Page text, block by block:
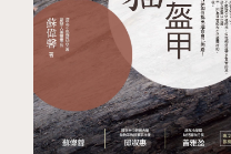
◥從實體到線上，會遇
何克服？
◥哪個教學平台軟體最
◥有哪些平台或軟體可
◥如何確認家用網速是